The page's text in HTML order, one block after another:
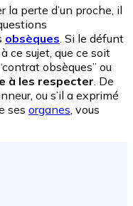
la perte d’un proche, il
obsèques. Si le défunt
à ce sujet, que ce soit
obsèques” ou
à les respecter. De
ou s’il a exprimé
ses organes, vous